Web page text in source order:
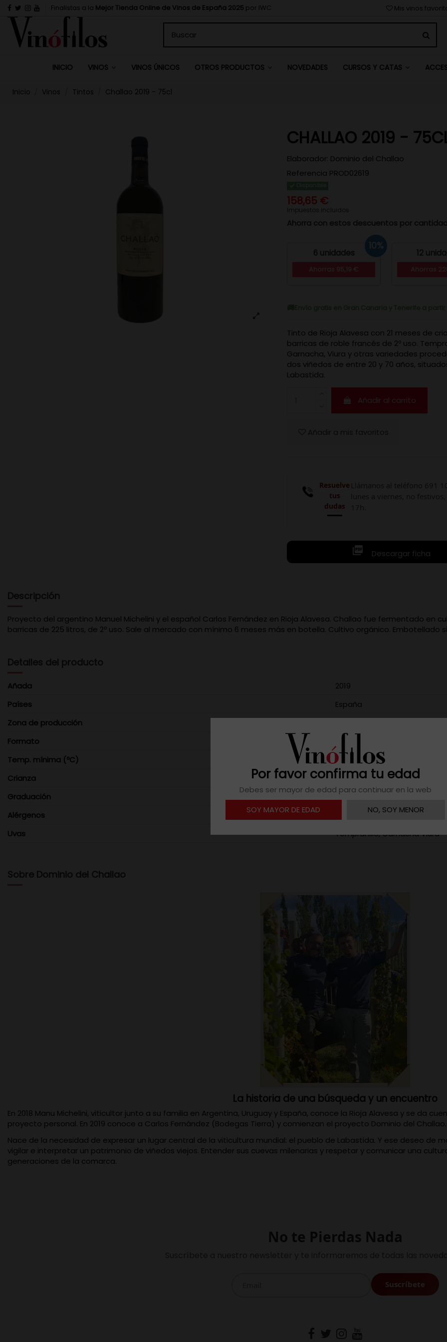
Por favor confirma tu edad
Debes ser mayor de edad para continuar en la web
SOY MAYOR DE EDAD
NO, SOY MENOR
Finalistas a la Mejor Tienda Online de Vinos de España 2025 por IWC Mis vinos
INICIO VINOS VINOS ÚNICOS OTROS PRODUCTOS NOVEDADES CURSOS Y CATAS
Inicio Vinos Tintos Challao 2019 - 75cl
CHALLAO 2019 -
Elaborador: Dominio del Challao
Referencia PROD02619
158,65 €
Impuestos incluidos
Ahorra con estos descuentos por cantidad
6 unidades
10%
12
Tinto de Rioja Alavesa con 21 meses de
barricas de roble francés de 2º uso.
Garnacha, Viura y otras variedades
dos viñedos de entre 20 y 70 años,
Labastida.
Añadir al carrito
Resuelve
tus
dudas
 Descargar ficha
Descripción
Proyecto del argentino Manuel Michelini y el español Carlos Fernández en Rioja Alavesa. Challao fue fermentado en
barricas de 225 litros, de 2º uso. Sale al mercado con mínimo 6 meses más en botella. Cultivo orgánico. Embotellado
Detalles del producto
Añada
2019
Países
España
Zona de producción
Formato
Temp. mínima (ºC)
14
Crianza
21 meses en barricas de
Graduación
12.5
Alérgenos
Contiene sulfitos
Uvas
Tempranillo, Garnacha Viura
Sobre Dominio del Challao
La historia de una búsqueda y un encuentro
En 2018 Manu Michelini, viticultor junto a su familia en Argentina, Uruguay y España, conoce la Rioja Alavesa y se da
proyecto personal. En 2019 conoce a Carlos Fernández (Bodegas Tierra) y comienzan el proyecto Dominio del Challao.
Nace de la necesidad de expresar un lugar central de la viticultura mundial: el pueblo de Labastida. Y ese deseo de
vigilar e interpretar un patrimonio de viñedos viejos. Entender sus cuevas milenarias y respetar y comunicar una
generaciones de la comarca.
No te Pierdas Nada